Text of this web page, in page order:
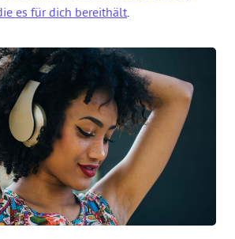
es für dich bereithält.